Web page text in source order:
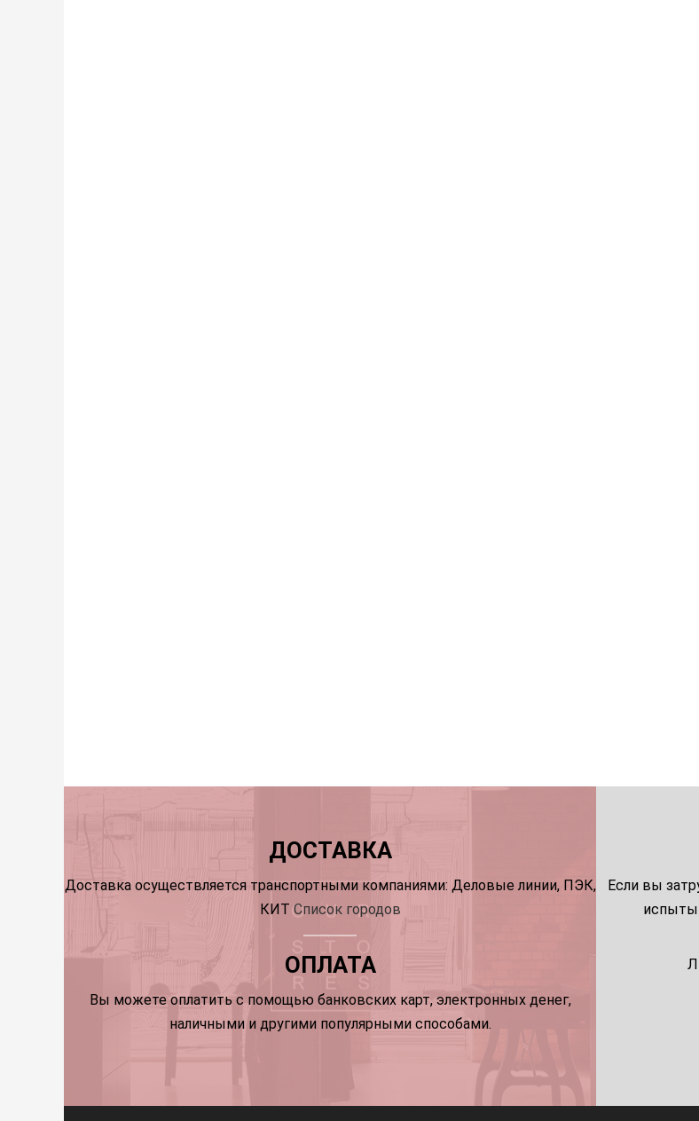
ДОСТАВКА
Доставка осуществляется транспортными компаниями: Деловые линии, ПЭК,
КИТСписок городов
ОПЛАТА
Вы можете оплатить с помощью банковских карт, электронных денег,
наличными и другими популярными способами.
Если вы